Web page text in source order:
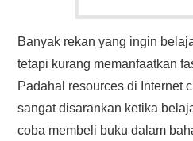
Banyak rekan yang ingin
tetapi kurang memanfaatkan
Padahal resources di Internet
sangat disarankan ketika
coba membeli buku dalam